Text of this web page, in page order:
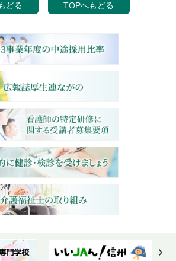
どる TOPへもどる